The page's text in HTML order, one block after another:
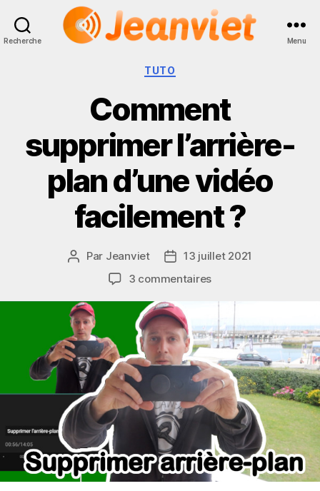
Recherche Menu
Catégories
TUTO
Comment
supprimer l’arrière-
plan d’une vidéo
facilement ?
Auteur
Par Jeanviet
Date13 juillet 2021
3 commentairessur
supprimer
l’arrière-
plan
d’une
vidéo
facilement
?